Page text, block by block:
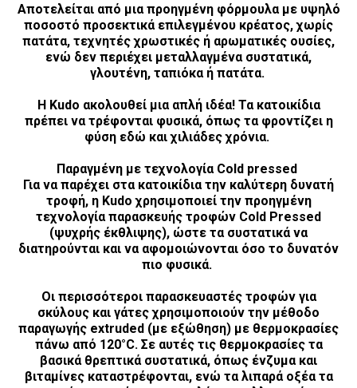
Αποτελείται από μια προηγμένη φόρμουλα με υψηλό
ποσοστό προσεκτικά επιλεγμένου κρέατος, χωρίς
πατάτα, τεχνητές χρωστικές ή αρωματικές ουσίες,
ενώ δεν περιέχει μεταλλαγμένα συστατικά,
γλουτένη, ταπιόκα ή πατάτα.
Η Kudo ακολουθεί μια απλή ιδέα! Τα κατοικίδια
πρέπει να τρέφονται φυσικά, όπως τα φροντίζει η
φύση εδώ και χιλιάδες χρόνια.
Παραγμένη με τεχνολογία Cold pressed
Για να παρέχει στα κατοικίδια την καλύτερη δυνατή
τροφή, η Kudo χρησιμοποιεί την προηγμένη
τεχνολογία παρασκευής τροφών Cold Pressed
(ψυχρής έκθλιψης), ώστε τα συστατικά να
διατηρούνται και να αφομοιώνονται όσο το δυνατόν
πιο φυσικά.
Οι περισσότεροι παρασκευαστές τροφών για
σκύλους και γάτες χρησιμοποιούν την μέθοδο
παραγωγής extruded (με εξώθηση) με θερμοκρασίες
πάνω από 120°C. Σε αυτές τις θερμοκρασίες τα
βασικά θρεπτικά συστατικά, όπως ένζυμα και
βιταμίνες καταστρέφονται, ενώ τα λιπαρά οξέα τα